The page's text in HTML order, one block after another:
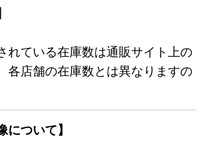
れている在庫数は通販サイト上の
各店舗の在庫数とは異なりますの
について】